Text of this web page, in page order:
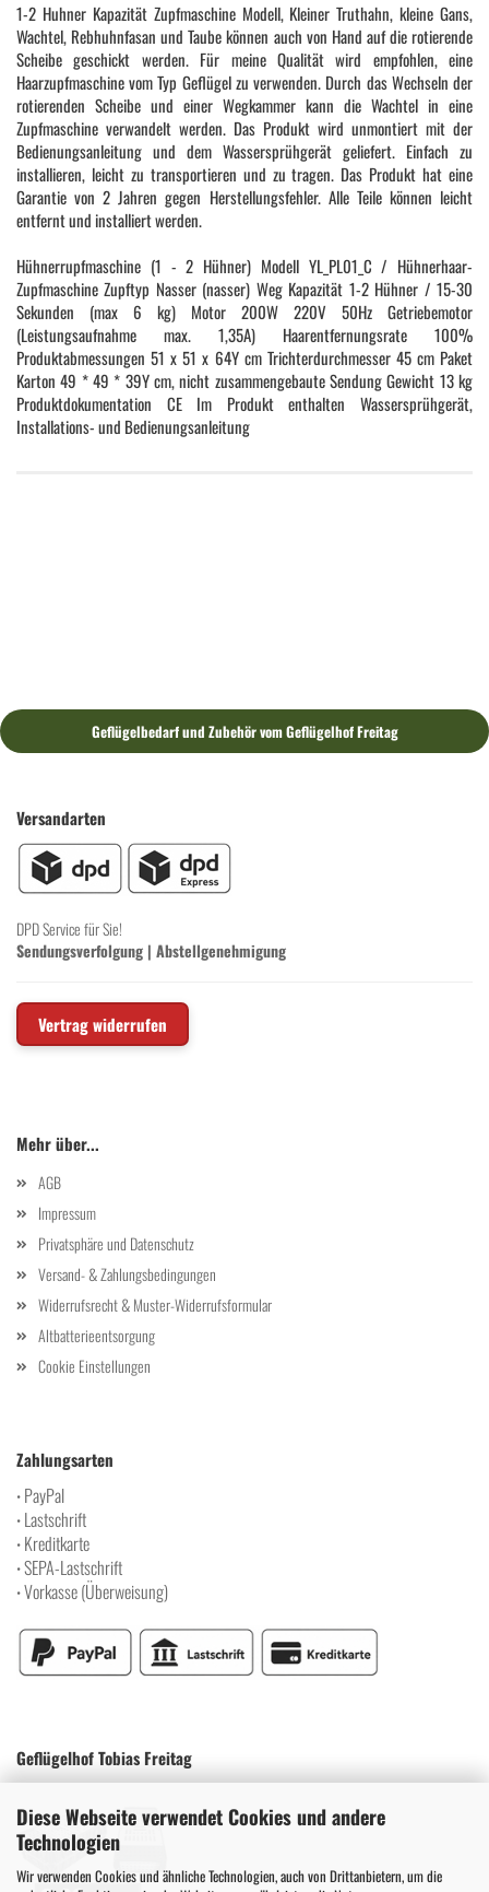
Diese Webseite verwendet Cookies und andere
Technologien
Wir verwenden Cookies und ähnliche Technologien, auch von Drittanbietern, um die
1-2 Huhner Kapazität Zupfmaschine Modell, Kleiner Truthahn, kleine Gans,
Wachtel, Rebhuhnfasan und Taube können auch von Hand auf die rotierende
Scheibe geschickt werden. Für meine Qualität wird empfohlen, eine
Haarzupfmaschine vom Typ Geflügel zu verwenden. Durch das Wechseln der
rotierenden Scheibe und einer Wegkammer kann die Wachtel in eine
Zupfmaschine verwandelt werden. Das Produkt wird unmontiert mit der
Bedienungsanleitung und dem Wassersprühgerät geliefert. Einfach zu
installieren, leicht zu transportieren und zu tragen. Das Produkt hat eine
Garantie von 2 Jahren gegen Herstellungsfehler. Alle Teile können leicht
entfernt und installiert werden.
Hühnerrupfmaschine (1 - 2 Hühner) Modell YL_PL01_C / Hühnerhaar-
Zupfmaschine Zupftyp Nasser (nasser) Weg Kapazität 1-2 Hühner / 15-30
Sekunden (max 6 kg) Motor 200W 220V 50Hz Getriebemotor
(Leistungsaufnahme max. 1,35A) Haarentfernungsrate 100%
Produktabmessungen 51 x 51 x 64Y cm Trichterdurchmesser 45 cm Paket
Karton 49 * 49 * 39Y cm, nicht zusammengebaute Sendung Gewicht 13 kg
Produktdokumentation CE Im Produkt enthalten Wassersprühgerät,
Installations- und Bedienungsanleitung
Geflügelbedarf und Zubehör vom Geflügelhof Freitag
Versandarten
DPD Service für Sie!
Sendungsverfolgung | Abstellgenehmigung
Vertrag widerrufen
Mehr über...
AGB
Impressum
Privatsphäre und Datenschutz
Versand- & Zahlungsbedingungen
Widerrufsrecht & Muster-Widerrufsformular
Altbatterieentsorgung
Cookie Einstellungen
Zahlungsarten
•PayPal
•Lastschrift
•Kreditkarte
•SEPA-Lastschrift
•Vorkasse (Überweisung)
Geflügelhof Tobias Freitag